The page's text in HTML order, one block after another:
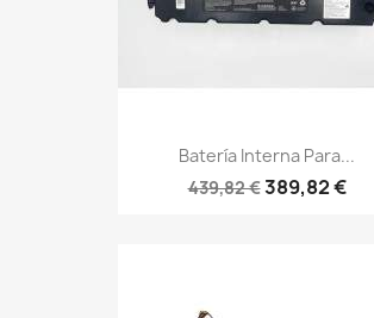
Batería Interna Para...
439,82 €389,82 €